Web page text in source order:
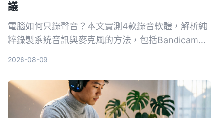
議
電腦如何只錄聲音？本文實測4款錄音軟體，解析純
粹錄製系統音訊與麥克風的方法，包括Bandicam、
2026-08-09